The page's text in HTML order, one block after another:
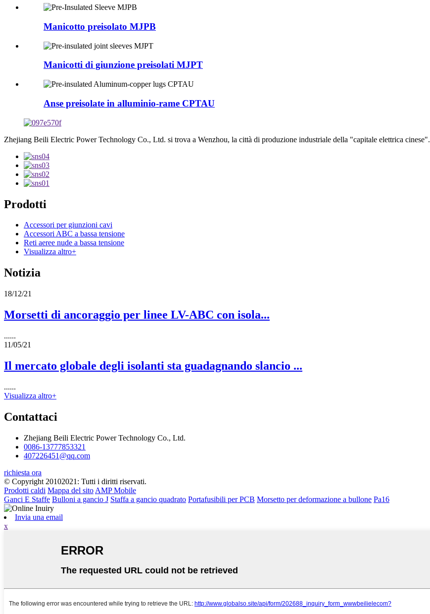
Manicotto preisolato MJPB
Manicotti di giunzione preisolati MJPT
Anse preisolate in alluminio-rame CPTAU
Zhejiang Beili Electric Power Technology Co., Ltd. si trova a Wenzhou, la città di produzione industriale della "capitale elettrica cinese".
Prodotti
Accessori per giunzioni cavi
Accessori ABC a bassa tensione
Reti aeree nude a bassa tensione
Visualizza altro+
Notizia
18/12/21
Morsetti di ancoraggio per linee LV-ABC con isola...
......
11/05/21
Il mercato globale degli isolanti sta guadagnando slancio ...
......
Visualizza altro+
Contattaci
Zhejiang Beili Electric Power Technology Co., Ltd.
0086-13777853321
407226451@qq.com
richiesta ora
© Copyright 20102021: Tutti i diritti riservati.
Prodotti caldi Mappa del sito AMP Mobile
Ganci E Staffe Bulloni a gancio J Staffa a gancio quadrato Portafusibili per PCB Morsetto per deformazione a bullone Pa16
Invia una email
x